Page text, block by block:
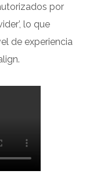
por
lo que
de experiencia